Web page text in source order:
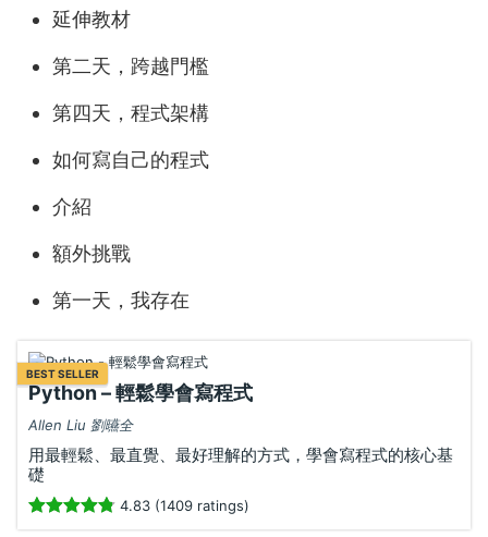
延伸教材
第二天，跨越門檻
第四天，程式架構
如何寫自己的程式
介紹
額外挑戰
第一天，我存在
BEST SELLER
Python – 輕鬆學會寫程式
Allen Liu 劉曣全
用最輕鬆、最直覺、最好理解的方式，學會寫程式的核心基
礎
4.83 (1409 ratings)